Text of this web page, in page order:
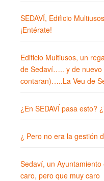
SEDAVÍ, Edificio
¡Entérate!
Edificio Multiusos, un
de Sedaví….. y de nuevo
contaran)…..La Veu de
¿En SEDAVÍ pasa esto?
¿ Pero no era la gestión
Sedaví, un
caro, pero que muy caro